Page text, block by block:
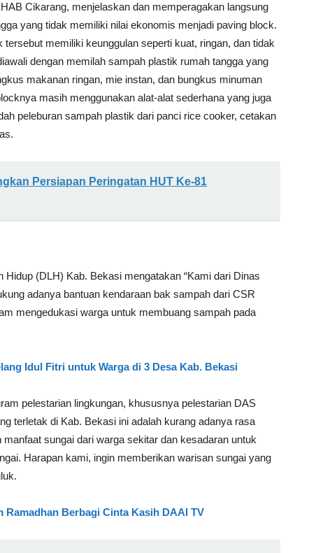
Cikarang, menjelaskan dan memperagakan langsung
yang tidak memiliki nilai ekonomis menjadi paving block.
memiliki keunggulan seperti kuat, ringan, dan tidak
dengan memilah sampah plastik rumah tangga yang
makanan ringan, mie instan, dan bungkus minuman
masih menggunakan alat-alat sederhana yang juga
peleburan sampah plastik dari panci rice cooker, cetakan
Persiapan Peringatan HUT Ke-81
(DLH) Kab. Bekasi mengatakan “Kami dari Dinas
adanya bantuan kendaraan bak sampah dari CSR
mengedukasi warga untuk membuang sampah pada
Idul Fitri untuk Warga di 3 Desa Kab. Bekasi
pelestarian lingkungan, khususnya pelestarian DAS
terletak di Kab. Bekasi ini adalah kurang adanya rasa
sungai dari warga sekitar dan kesadaran untuk
Harapan kami, ingin memberikan warisan sungai yang
Ramadhan Berbagi Cinta Kasih DAAI TV